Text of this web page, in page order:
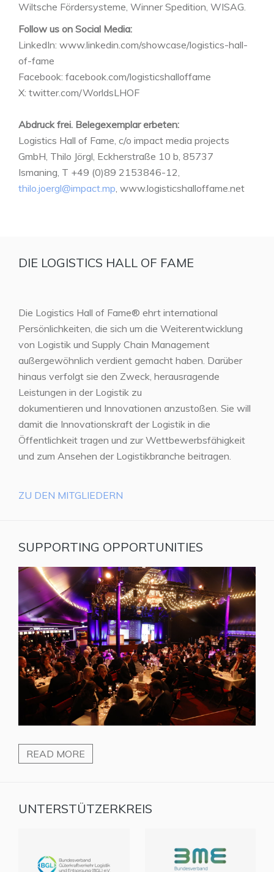
Wiltsche Fördersysteme, Winner Spedition, WISAG.
Follow us on Social Media:
LinkedIn: www.linkedin.com/showcase/logistics-hall-
of-fame
Facebook: facebook.com/logisticshalloffame
X: twitter.com/WorldsLHOF
Abdruck frei. Belegexemplar erbeten:
Logistics Hall of Fame, c/o impact media projects
GmbH, Thilo Jörgl, Eckherstraße 10 b, 85737
Ismaning, T +49 (0)89 2153846-12,
thilo.joergl@impact.mp, www.logisticshalloffame.net
DIE LOGISTICS HALL OF FAME
Die Logistics Hall of Fame® ehrt international
Persönlichkeiten, die sich um die Weiterentwicklung
von Logistik und Supply Chain Management
außergewöhnlich verdient gemacht haben. Darüber
hinaus verfolgt sie den Zweck, herausragende
Leistungen in der Logistik zu
dokumentieren und Innovationen anzustoßen. Sie will
damit die Innovationskraft der Logistik in die
Öffentlichkeit tragen und zur Wettbewerbsfähigkeit
und zum Ansehen der Logistikbranche beitragen.
ZU DEN MITGLIEDERN
SUPPORTING OPPORTUNITIES
READ MORE
UNTERSTÜTZERKREIS